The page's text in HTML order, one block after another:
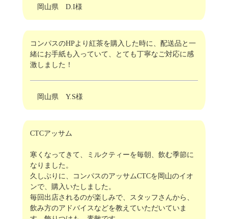
岡山県 D.I様
コンパスのHPより紅茶を購入した時に、配送品と一
緒にお手紙も入っていて、とても丁寧なご対応に感
激しました！
岡山県 Y.S様
CTCアッサム
寒くなってきて、ミルクティーを毎朝、飲む季節に
なりました。
久しぶりに、コンパスのアッサムCTCを岡山のイオ
ンで、購入いたしました。
毎回出店されるのが楽しみで、スタッフさんから、
飲み方のアドバイスなどを教えていただいていま